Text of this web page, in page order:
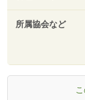
所属協会など